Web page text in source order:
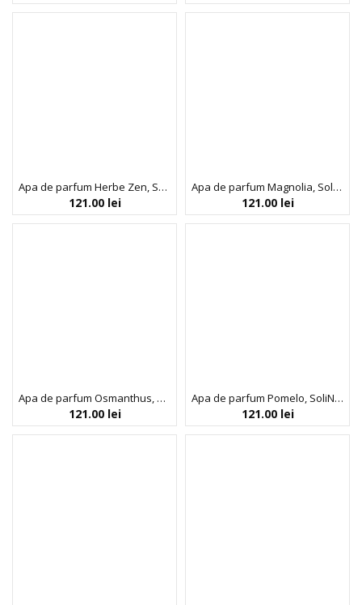
Apa de parfum Herbe Zen, SoliNotes, 50 ml
121.00 lei
Apa de parfum Magnolia, SoliNotes, 50 ml
121.00 lei
Apa de parfum Osmanthus, SoliNotes, 50 ml
121.00 lei
Apa de parfum Pomelo, SoliNotes, 50 ml
121.00 lei